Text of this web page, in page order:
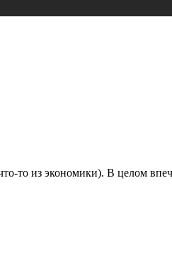
то из экономики). В целом